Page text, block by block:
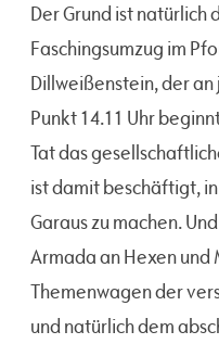
Der Grund ist natürlich
Faschingsumzug im
Dillweißenstein, der
Punkt 14.11 Uhr
Tat das
ist damit beschäftigt,
Garaus zu machen.
Armada an Hexen und
Themenwagen der
und natürlich dem